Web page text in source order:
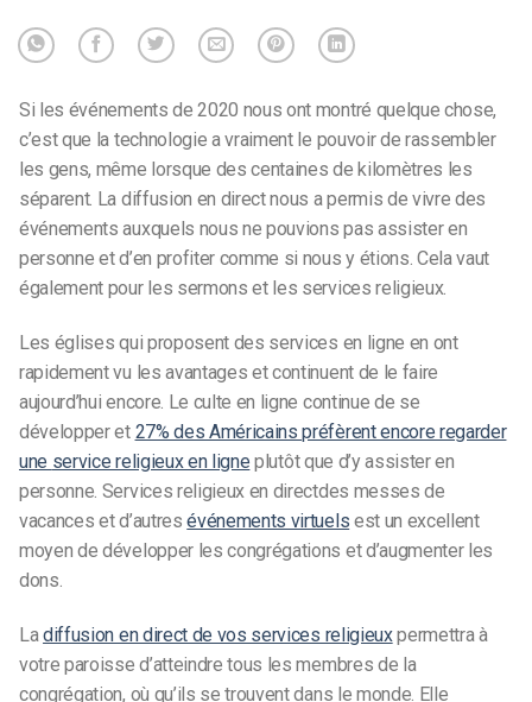
Si les événements de 2020 nous ont montré quelque chose,
c’est que la technologie a vraiment le pouvoir de rassembler
les gens, même lorsque des centaines de kilomètres les
séparent. La diffusion en direct nous a permis de vivre des
événements auxquels nous ne pouvions pas assister en
personne et d’en profiter comme si nous y étions. Cela vaut
également pour les sermons et les services religieux.
Les églises qui proposent des services en ligne en ont
rapidement vu les avantages et continuent de le faire
aujourd’hui encore. Le culte en ligne continue de se
développer et 27% des Américains préfèrent encore regarder
une service religieux en ligne plutôt que d’y assister en
personne. Services religieux en directdes messes de
vacances et d’autresévénements virtuels est un excellent
moyen de développer les congrégations et d’augmenter les
dons.
Ladiffusion en direct de vos services religieuxpermettra à
votre paroisse d’atteindre tous les membres de la
congrégation, où qu’ils se trouvent dans le monde. Elle